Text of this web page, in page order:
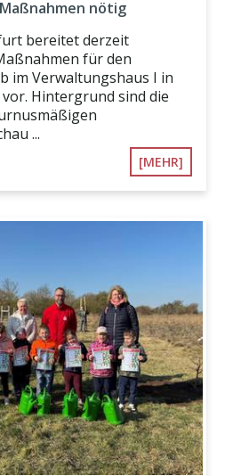
nötig
bereitet derzeit
für den
im Verwaltungshaus I in
Hintergrund sind die
...
[MEHR]